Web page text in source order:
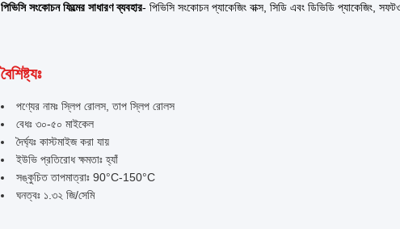
পিভিসি সংকোচন ফিল্মের সাধারণ ব্যবহার- পিভিসি সংকোচন প্যাকেজিং বাক্স, সিডি এবং ডিভিডি প্যাকেজিং,
বৈশিষ্ট্যঃ
পণ্যের নামঃ স্লিপ রোলস, তাপ স্লিপ রোলস
বেধঃ ৩০-৫০ মাইকেল
দৈর্ঘ্যঃ কাস্টমাইজ করা যায়
ইউভি প্রতিরোধ ক্ষমতাঃ হ্যাঁ
সঙ্কুচিত তাপমাত্রাঃ 90°C-150°C
ঘনত্বঃ ১.৩২ জি/সেমি